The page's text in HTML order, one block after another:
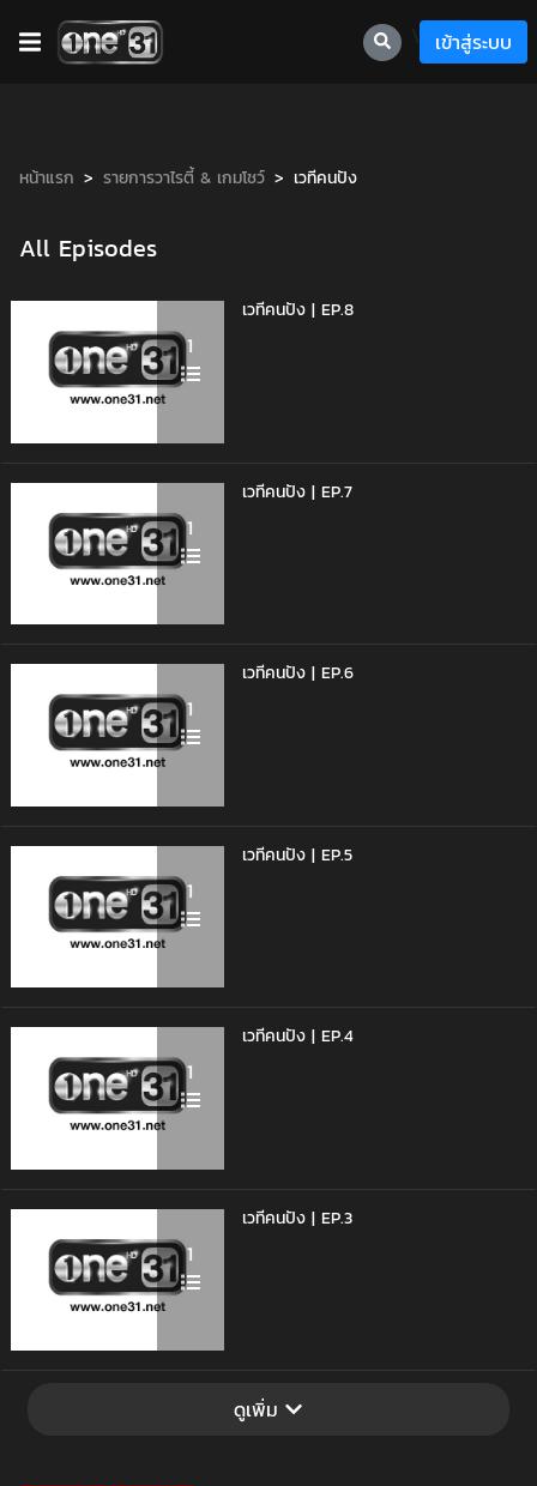
เข้าสู่ระบบ
หน้าแรก รายการวาไรตี้ & เกมโชว์ เวทีคนปัง
All Episodes
1
เวทีคนปัง | EP.8
1
เวทีคนปัง | EP.7
1
เวทีคนปัง | EP.6
1
เวทีคนปัง | EP.5
1
เวทีคนปัง | EP.4
1
เวทีคนปัง | EP.3
ดูเพิ่ม